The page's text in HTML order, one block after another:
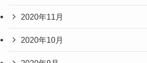
2020年11月
2020年10月